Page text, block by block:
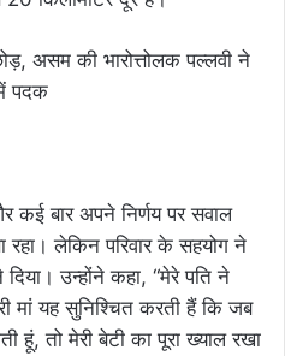
बार अपने निर्णय पर सवाल
रहा। लेकिन परिवार के सहयोग ने
उन्होंने कहा, “मेरे पति ने
मां यह सुनिश्चित करती हैं कि जब
हूं, तो मेरी बेटी का पूरा ख्याल रखा